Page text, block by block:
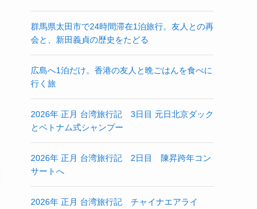
群馬県太田市で24時間滞在1泊旅行。友人との再
会と、新田義貞の歴史をたどる
広島へ1泊だけ。香港の友人と晩ごはんを食べに
行く旅
2026年 正月 台湾旅行記 3日目 元日北京ダック
とベトナム式シャンプー
2026年 正月 台湾旅行記 2日目 陳昇跨年コン
サートへ
2026年 正月 台湾旅行記 チャイナエアライ